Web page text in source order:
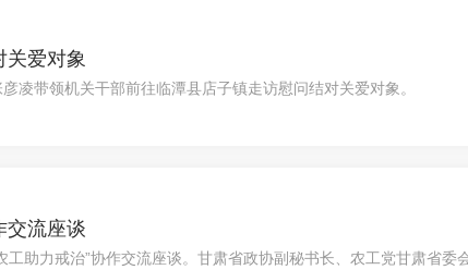
爱对象
凌带领机关干部前往临潭县店子镇走访慰问结对关爱对象。
交流座谈
助力戒治”协作交流座谈。甘肃省政协副秘书长、农工党甘肃省委